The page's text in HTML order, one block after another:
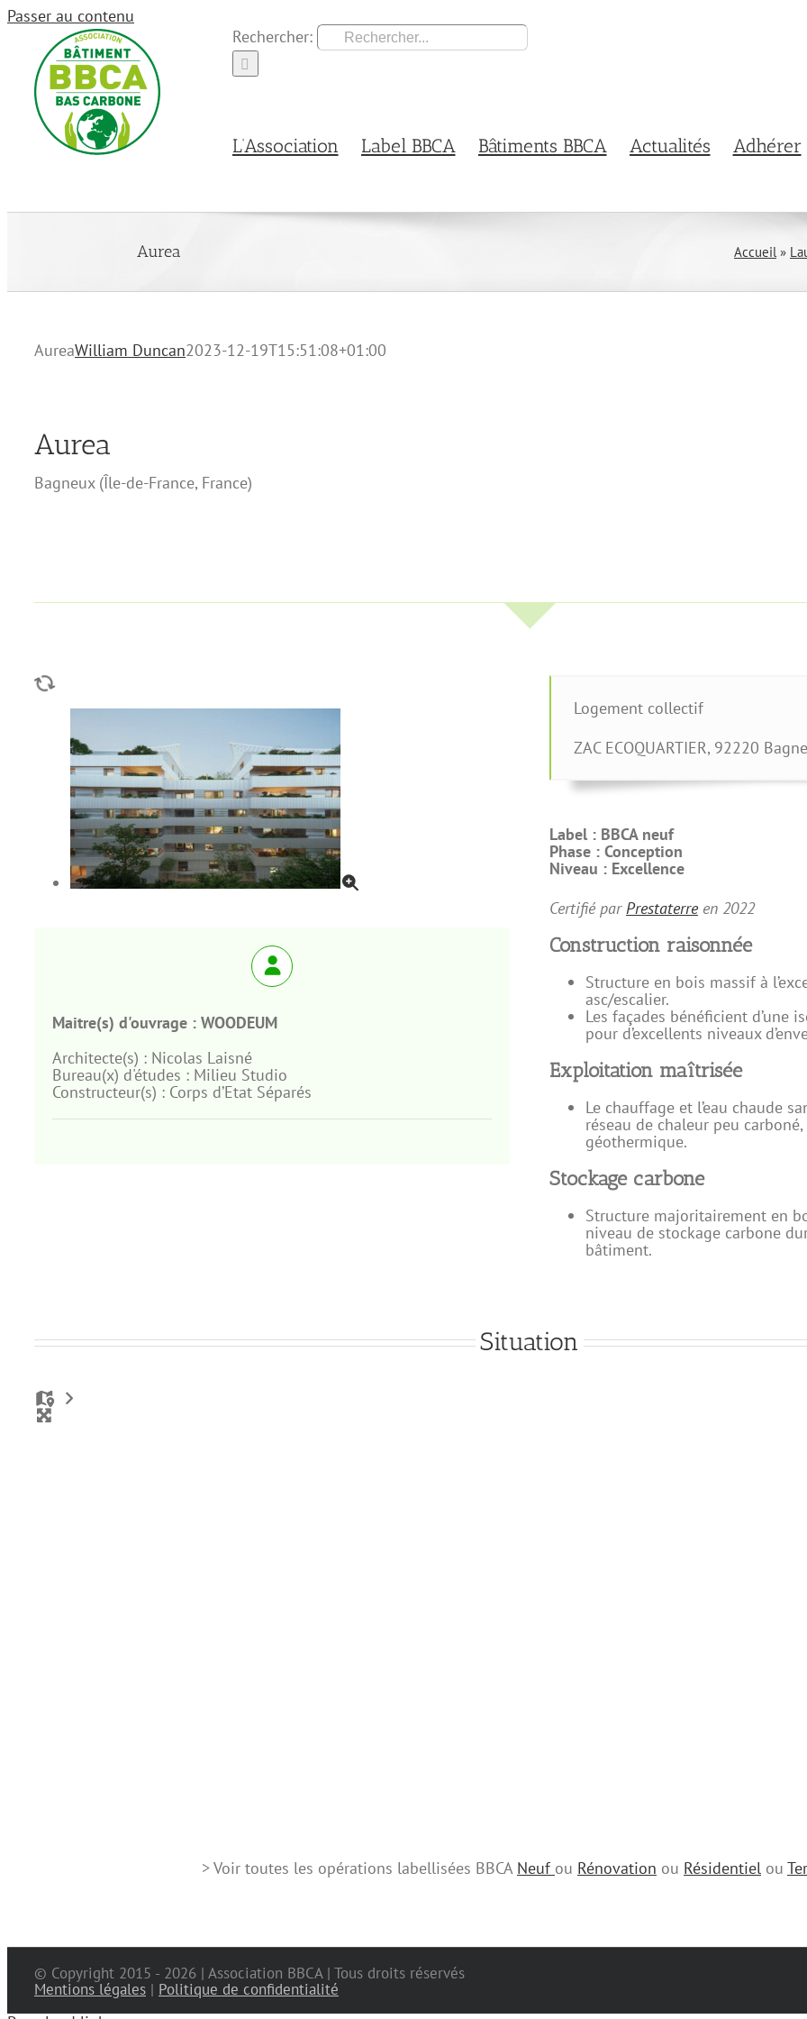
Passer au contenu
Rechercher:
L’Association Label BBCA Bâtiments BBCA Actualités Adhérer
Aurea Accueil »
AureaWilliam Duncan2023-12-19T15:51:08+01:00
Aurea
Bagneux(Île-de-France, France)
Maitre(s) d'ouvrage : WOODEUM
Architecte(s) : Nicolas Laisné
Bureau(x) d'études : Milieu Studio
Constructeur(s) : Corps d’Etat Séparés
Logement collectif
ZAC ECOQUARTIER, 92220
Label : BBCA neuf
Phase : Conception
Niveau : Excellence
Certifié parPrestaterreen 2022
Construction raisonnée
Structure en bois massif à
asc/escalier.
Les façades bénéficient d’une
pour d’excellents niveaux
Exploitation maîtrisée
Le chauffage et l’eau chaude
réseau de chaleur peu
géothermique.
Stockage carbone
Structure majoritairement en
niveau de stockage carbone
bâtiment.
Situation
> Voir toutes les opérations labellisées BBCA Neuf ou Rénovation ou Résidentiel ou
© Copyright 2015 - 2026 | Association BBCA | Tous droits réservés
Mentions légales | Politique de confidentialité